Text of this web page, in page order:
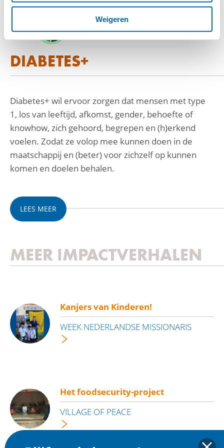
Weigeren
DIABETES+
Diabetes+ wil ervoor zorgen dat mensen met type
1, los van leeftijd, afkomst, gender, behoefte of
knowhow, zich gehoord, begrepen en (h)erkend
voelen. Zodat ze volop mee kunnen doen in de
maatschappij en (beter) voor zichzelf op kunnen
komen en doelen behalen.
LEES MEER
MEER IMPACTVERHALEN
Kanjers van Kinderen!
WEEK NEDERLANDSE MISSIONARIS
Het foodsecurity-project
VILLAGE OF PEACE